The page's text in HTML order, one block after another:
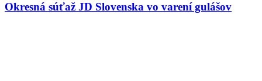
Okresná súťaž JD Slovenska vo varení gulášov